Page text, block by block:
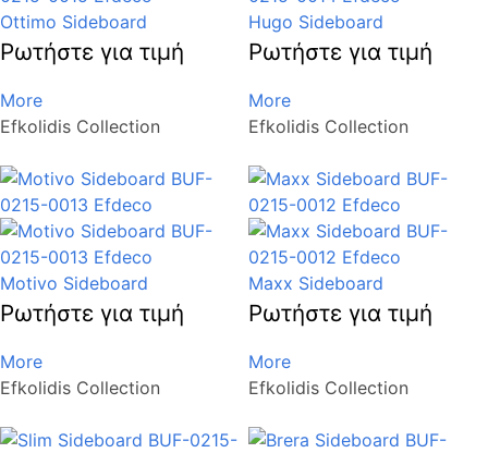
Ottimo Sideboard
Ρωτήστε για τιμή
More
Efkolidis Collection
Hugo Sideboard
Ρωτήστε για τιμή
More
Efkolidis Collection
Motivo Sideboard
Ρωτήστε για τιμή
More
Efkolidis Collection
Maxx Sideboard
Ρωτήστε για τιμή
More
Efkolidis Collection